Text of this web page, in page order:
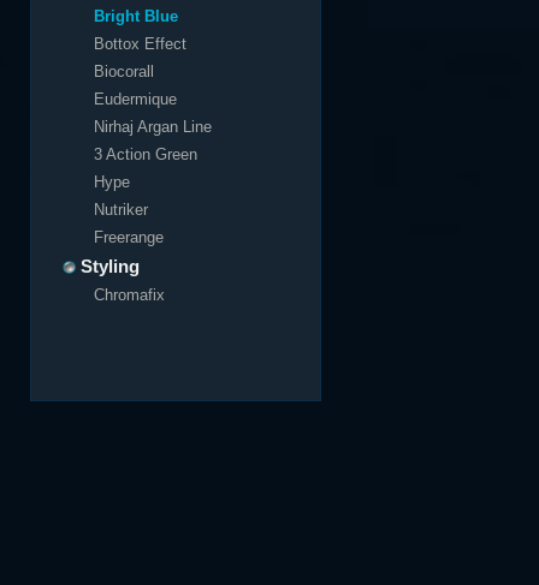
Bright Blue
Bottox Effect
Biocorall
Eudermique
Nirhaj Argan Line
3 Action Green
Hype
Nutriker
Freerange
Styling
Chromafix